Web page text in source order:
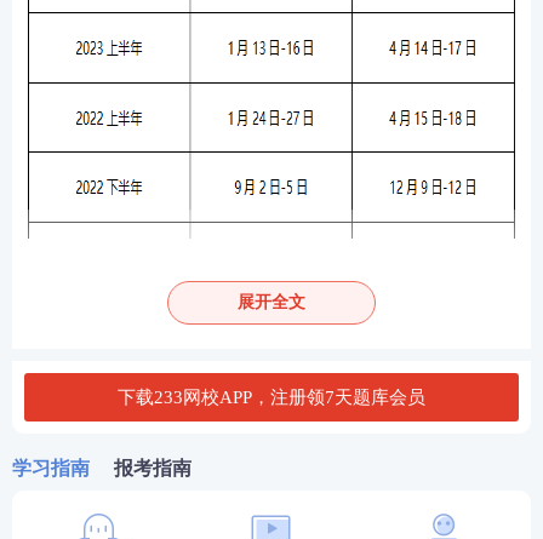
展开全文
下载233网校APP，注册领7天题库会员
学习指南 报考指南